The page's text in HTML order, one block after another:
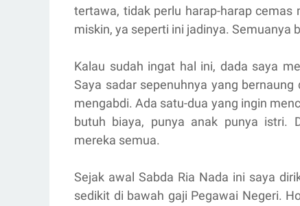
tertawa, tidak perlu harap-harap cemas
miskin, ya seperti ini jadinya. Semuanya
Kalau sudah ingat hal ini, dada saya
Saya sadar sepenuhnya yang
mengabdi. Ada satu-dua yang ingin
butuh biaya, punya anak punya istri.
mereka semua.
Sejak awal Sabda Ria Nada ini saya
sedikit di bawah gaji Pegawai Negeri.